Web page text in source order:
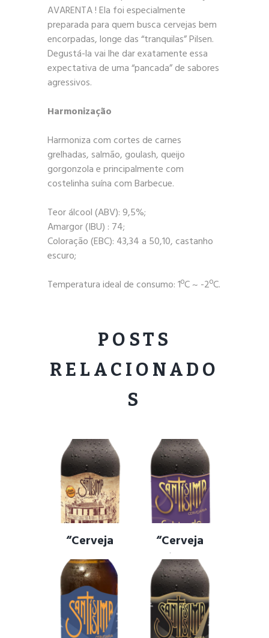
AVARENTA ! Ela foi especialmente
preparada para quem busca cervejas bem
encorpadas, longe das “tranquilas” Pilsen.
Degustá-la vai lhe dar exatamente essa
expectativa de uma “pancada” de sabores
agressivos.
Harmonização
Harmoniza com cortes de carnes
grelhadas, salmão, goulash, queijo
gorgonzola e principalmente com
costelinha suína com Barbecue.
Teor álcool (ABV): 9,5%;
Amargor (IBU) : 74;
Coloração (EBC): 43,34 a 50,10, castanho
escuro;
Temperatura ideal de consumo: 1ºC ~ -2ºC.
POSTS
RELACIONADO
S
“Cerveja
Museu
Histórico
Abílio Barreto”
– Pilsen
“Cerveja
Cobiçada” –
Hazy Ipa
CERVEJA ARTESANAL
CERVEJA COBIÇADA
CERVEJA JOICE IPA,
CERVEJA SANTISSIMA
NEW ENGLAND IPA